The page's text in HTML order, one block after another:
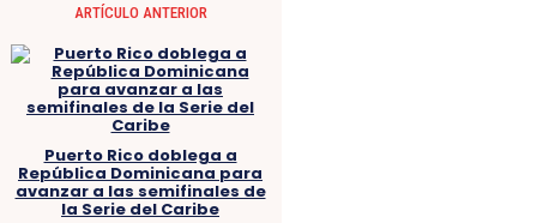
ARTÍCULO ANTERIOR
Puerto Rico doblega a
República Dominicana para
avanzar a las semifinales de
la Serie del Caribe